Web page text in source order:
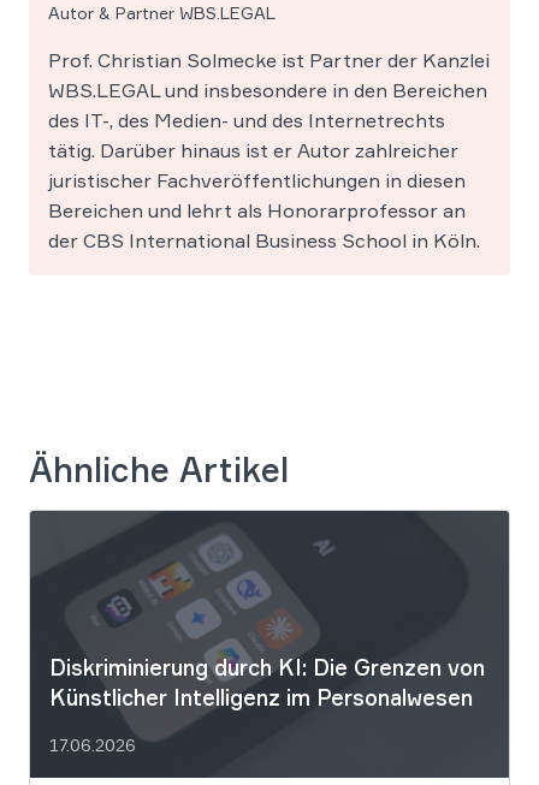
Autor & Partner WBS.LEGAL
Prof. Christian Solmecke ist Partner der Kanzlei
WBS.LEGAL und insbesondere in den Bereichen
des IT-, des Medien- und des Internetrechts
tätig. Darüber hinaus ist er Autor zahlreicher
juristischer Fachveröffentlichungen in diesen
Bereichen und lehrt als Honorarprofessor an
der CBS International Business School in Köln.
Ähnliche Artikel
Diskriminierung durch KI: Die Grenzen von
Künstlicher Intelligenz im Personalwesen
17.06.2026